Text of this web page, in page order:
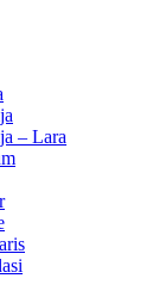
– Lara